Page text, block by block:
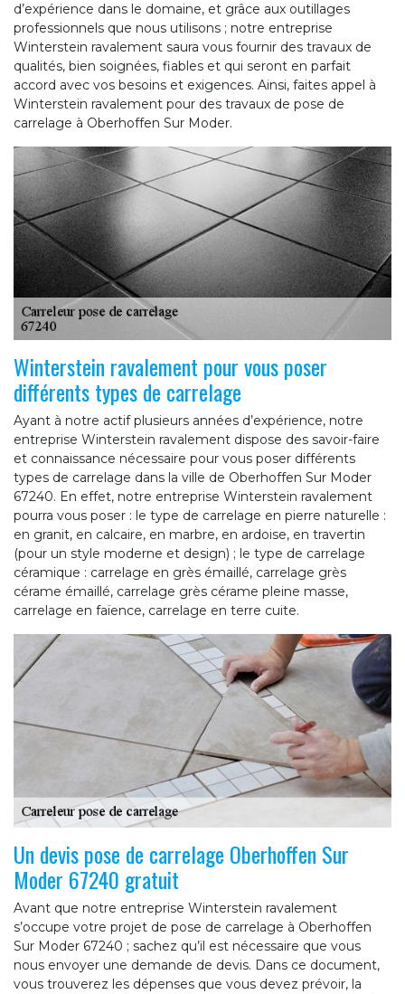
d’expérience dans le domaine, et grâce aux outillages
professionnels que nous utilisons ; notre entreprise
Winterstein ravalement saura vous fournir des travaux de
qualités, bien soignées, fiables et qui seront en parfait
accord avec vos besoins et exigences. Ainsi, faites appel à
Winterstein ravalement pour des travaux de pose de
carrelage à Oberhoffen Sur Moder.
Winterstein ravalement pour vous poser
différents types de carrelage
Ayant à notre actif plusieurs années d’expérience, notre
entreprise Winterstein ravalement dispose des savoir-faire
et connaissance nécessaire pour vous poser différents
types de carrelage dans la ville de Oberhoffen Sur Moder
67240. En effet, notre entreprise Winterstein ravalement
pourra vous poser : le type de carrelage en pierre naturelle :
en granit, en calcaire, en marbre, en ardoise, en travertin
(pour un style moderne et design) ; le type de carrelage
céramique : carrelage en grès émaillé, carrelage grès
cérame émaillé, carrelage grès cérame pleine masse,
carrelage en faïence, carrelage en terre cuite.
Un devis pose de carrelage Oberhoffen Sur
Moder 67240 gratuit
Avant que notre entreprise Winterstein ravalement
s’occupe votre projet de pose de carrelage à Oberhoffen
Sur Moder 67240 ; sachez qu’il est nécessaire que vous
nous envoyer une demande de devis. Dans ce document,
vous trouverez les dépenses que vous devez prévoir, la